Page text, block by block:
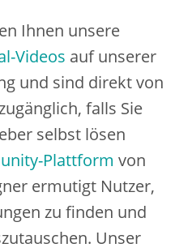
Ihnen unsere
Videos auf unserer
und sind direkt von
falls Sie
selbst lösen
Plattform von
ermutigt Nutzer,
zu finden und
Unser